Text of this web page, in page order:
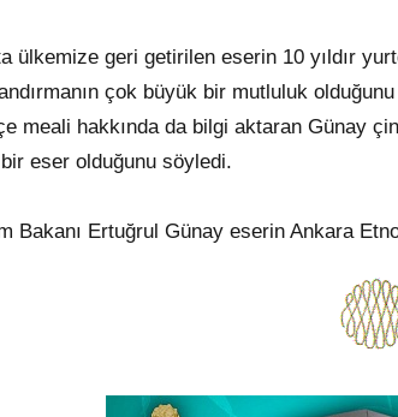
ülkemize geri getirilen eserin 10 yıldır
çok büyük bir mutluluk
meali hakkında da bilgi aktaran Günay
eser olduğunu söyledi.
Bakanı Ertuğrul Günay eserin Ankara